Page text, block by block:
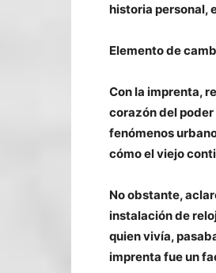
historia personal,
Elemento de
Con la imprenta,
corazón del
fenómenos
cómo el viejo
No obstante,
instalación de
quien vivía,
imprenta fue un